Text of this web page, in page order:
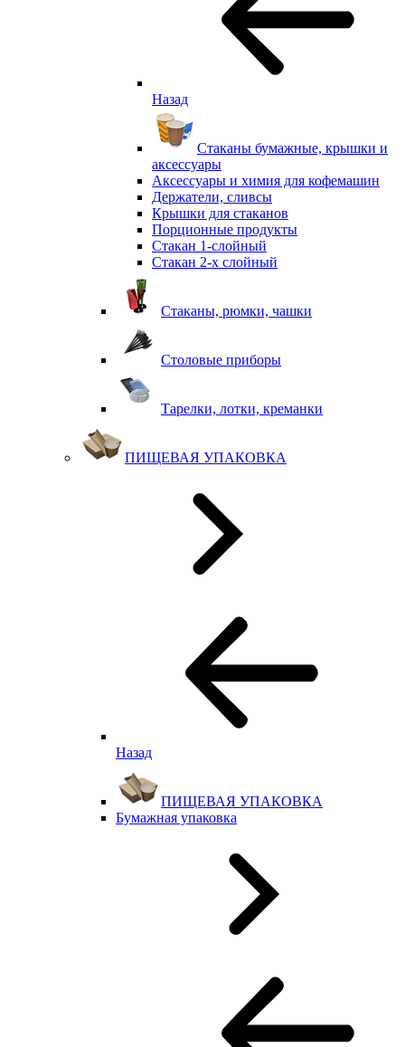
Назад
Стаканы бумажные, крышки и
аксессуары
Аксессуары и химия для кофемашин
Держатели, сливсы
Крышки для стаканов
Порционные продукты
Стакан 1-слойный
Стакан 2-х слойный
Стаканы, рюмки, чашки
Столовые приборы
Тарелки, лотки, креманки
ПИЩЕВАЯ УПАКОВКА
Назад
ПИЩЕВАЯ УПАКОВКА
Бумажная упаковка